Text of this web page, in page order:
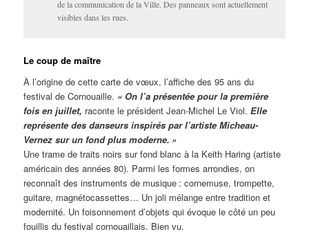
de la communication de la Ville. Des panneaux sont actuellement
visibles dans les rues.
Le coup de maître
À l’origine de cette carte de vœux, l’affiche des 95 ans du
festival de Cornouaille. « On l’a présentée pour la première
fois en juillet, raconte le président Jean-Michel Le Viol.Elle
représente des danseurs inspirés par l’artiste Micheau-
Vernez sur un fond plus moderne. »
Une trame de traits noirs sur fond blanc à la Keith Haring (artiste
américain des années 80). Parmi les formes arrondies, on
reconnaît des instruments de musique : cornemuse, trompette,
guitare, magnétocassettes… Un joli mélange entre tradition et
modernité. Un foisonnement d’objets qui évoque le côté un peu
fouillis du festival cornouaillais. Bien vu.